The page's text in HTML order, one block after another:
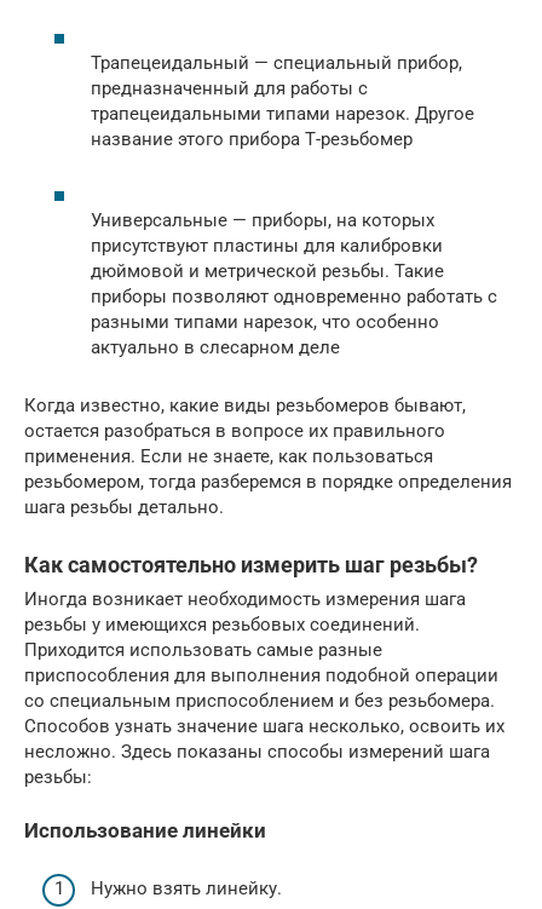
Трапецеидальный — специальный прибор,
предназначенный для работы с
трапецеидальными типами нарезок. Другое
название этого прибора Т-резьбомер
Универсальные — приборы, на которых
присутствуют пластины для калибровки
дюймовой и метрической резьбы. Такие
приборы позволяют одновременно работать с
разными типами нарезок, что особенно
актуально в слесарном деле
Когда известно, какие виды резьбомеров бывают,
остается разобраться в вопросе их правильного
применения. Если не знаете, как пользоваться
резьбомером, тогда разберемся в порядке определения
шага резьбы детально.
Как самостоятельно измерить шаг резьбы?
Иногда возникает необходимость измерения шага
резьбы у имеющихся резьбовых соединений.
Приходится использовать самые разные
приспособления для выполнения подобной операции
со специальным приспособлением и без резьбомера.
Способов узнать значение шага несколько, освоить их
несложно. Здесь показаны способы измерений шага
резьбы:
Использование линейки
Нужно взять линейку.